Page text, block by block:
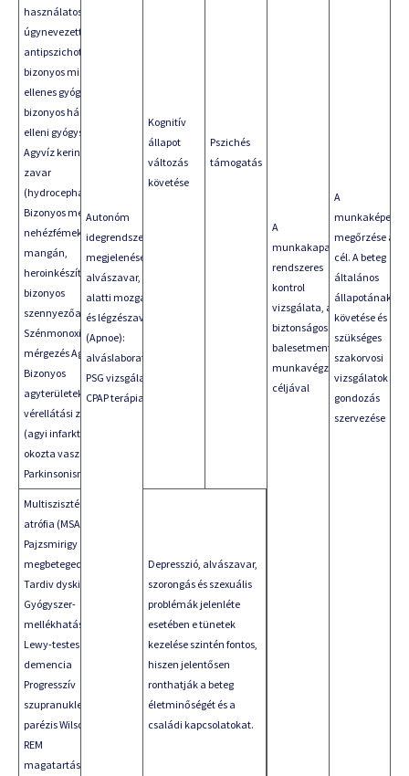
használatos
úgynevezett típusos
antipszichotikumok,
bizonyos migrén
ellenes gyógyszerek,
bizonyos hányinger
elleni gyógyszerek
Agyvíz keringési
zavar
(hydrocephalus)
Bizonyos mérgek,
nehézfémek: pl.
mangán,
heroinkészítés
bizonyos
szennyezőanyagai
Szénmonoxid
mérgezés Agytumor
Bizonyos
agyterületek
vérellátási zavara
(agyi infarktus
okozta vaszkuláris
Parkinsonismus)
Autonóm
idegrendszeri tünetek
megjelenése pld
alvászavar, alvás
alatti mozgászavarok
és légzészavar
(Apnoe):
alváslaboratóriumban
PSG vizsgálat és sz.e-
CPAP terápia indítása
Kognitív
állapot
változás
követése
Pszichés
támogatás
A
munkakapacitás
rendszeres
kontrol
vizsgálata, a
biztonságos és
balesetmentes
munkavégzés
céljával
A
megőrzése a
cél. A beteg
általános
állapotának
követése és
szükséges
szakorvosi
vizsgálatok és
gondozás
szervezése
Multiszisztémás
atrófia (MSA)
Pajzsmirigy
megbetegedés,
Tardiv dyskinezis:
Gyógyszer-
mellékhatás
Lewy-testes
demencia
Progresszív
szupranukleáris
parézis Wilson-kór
REM
magatartászavar
Depresszió, alvászavar,
szorongás és szexuális
problémák jelenléte
esetében e tünetek
kezelése szintén fontos,
hiszen jelentősen
ronthatják a beteg
életminőségét és a
családi kapcsolatokat.